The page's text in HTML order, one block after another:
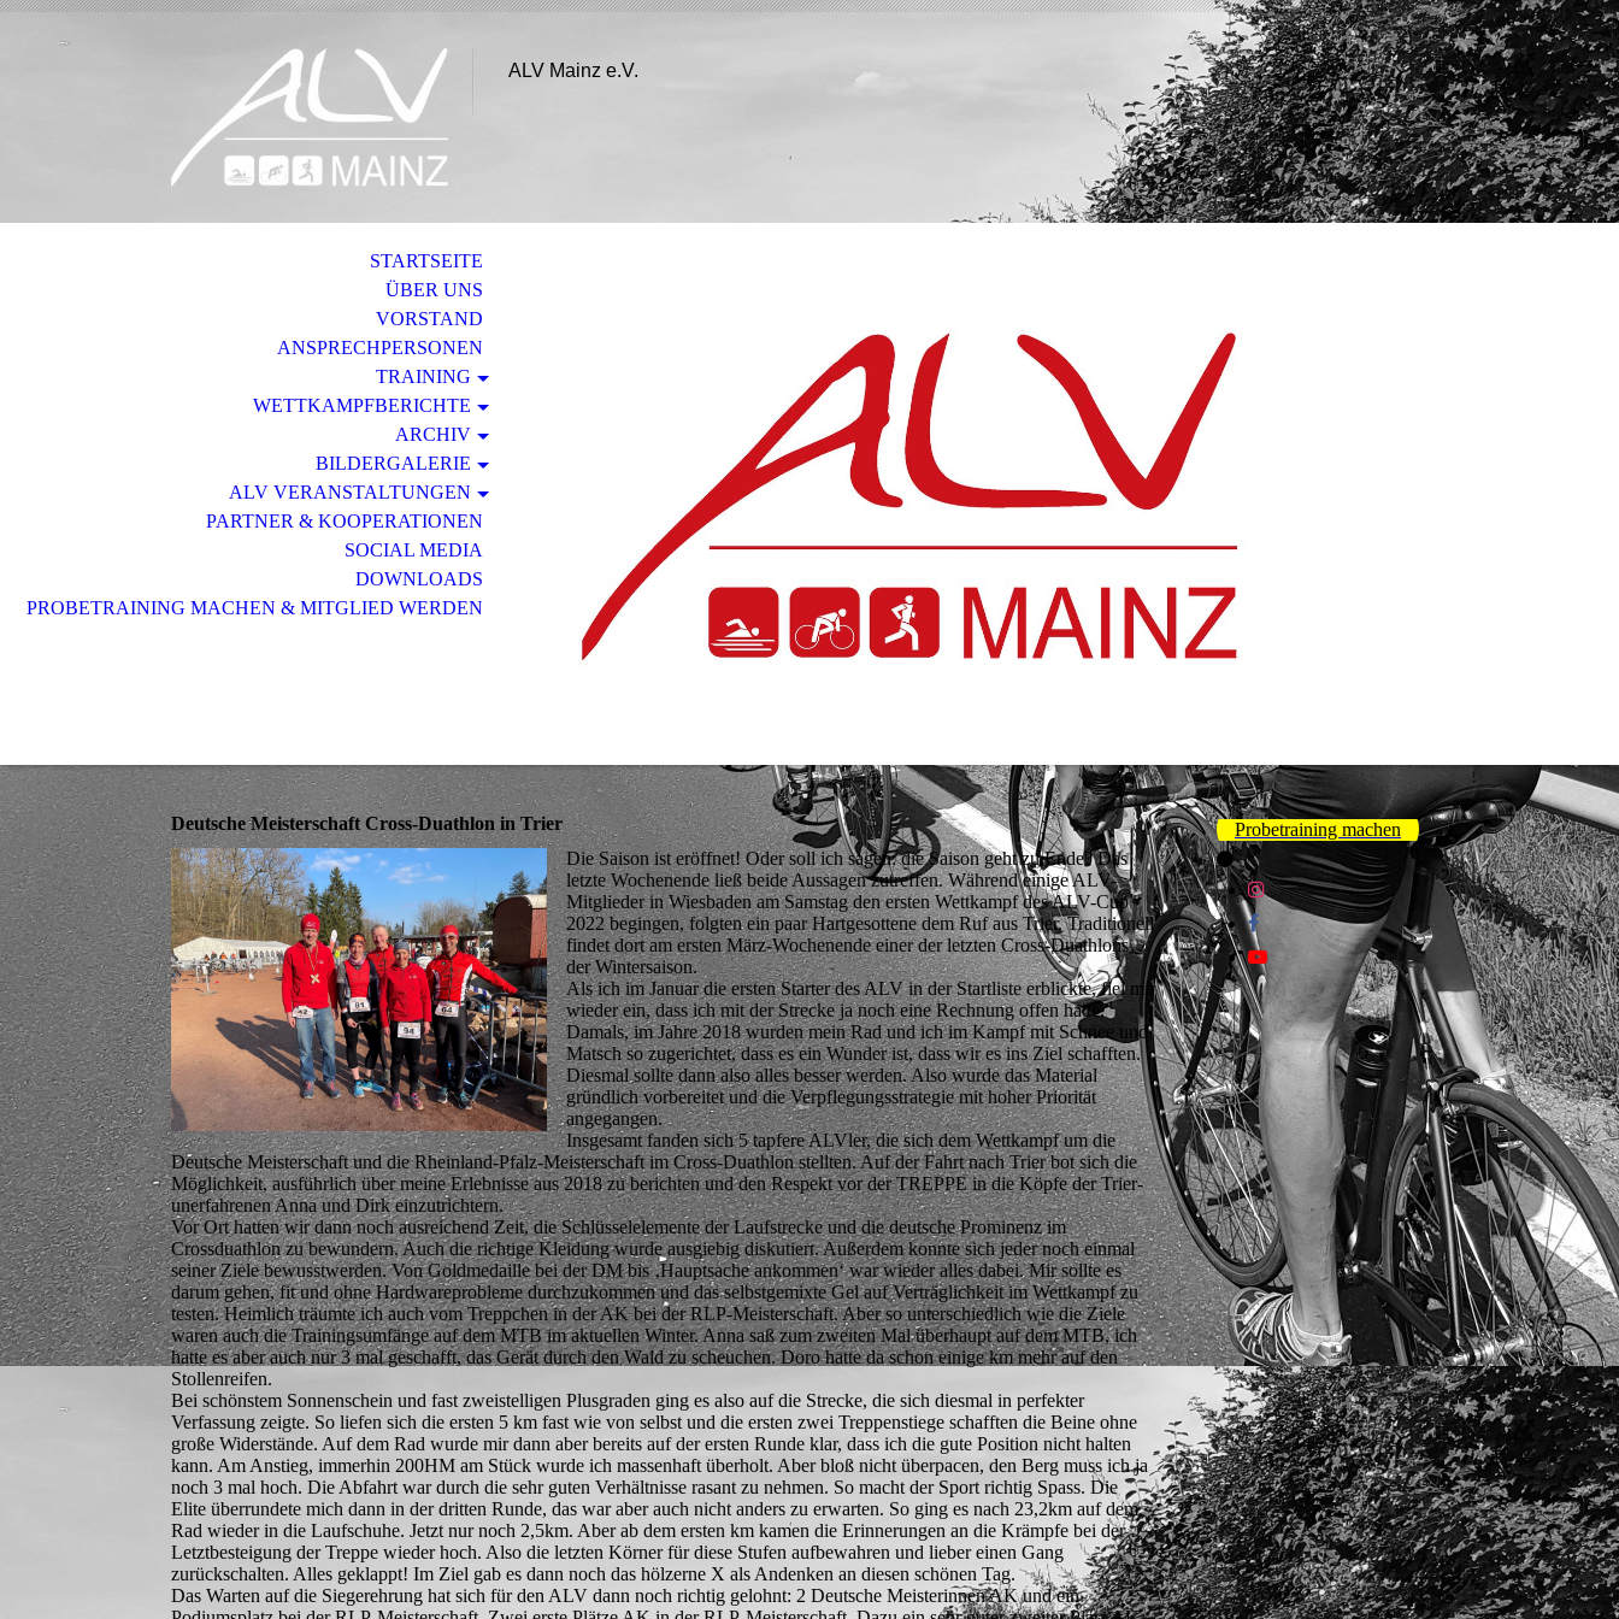
ALV Mainz e.V.
STARTSEITE
ÜBER UNS
VORSTAND
ANSPRECHPERSONEN
TRAINING
WETTKAMPFBERICHTE
ARCHIV
BILDERGALERIE
ALV VERANSTALTUNGEN
PARTNER & KOOPERATIONEN
SOCIAL MEDIA
DOWNLOADS
PROBETRAINING MACHEN & MITGLIED WERDEN
Deutsche Meisterschaft Cross-Duathlon in Trier
Die Saison ist eröffnet! Oder soll ich sagen: die Saison geht zu Ende? Das
letzte Wochenende ließ beide Aussagen zutreffen. Während einige ALV-
Mitglieder in Wiesbaden am Samstag den ersten Wettkampf des ALV-Cup
2022 begingen, folgten ein paar Hartgesottene dem Ruf aus Trier. Traditionell
findet dort am ersten März-Wochenende einer der letzten Cross-Duathlons
der Wintersaison.
Als ich im Januar die ersten Starter des ALV in der Startliste erblickte, fiel mir
wieder ein, dass ich mit der Strecke ja noch eine Rechnung offen hatte.
Damals, im Jahre 2018 wurden mein Rad und ich im Kampf mit Schnee und
Matsch so zugerichtet, dass es ein Wunder ist, dass wir es ins Ziel schafften.
Diesmal sollte dann also alles besser werden. Also wurde das Material
gründlich vorbereitet und die Verpflegungsstrategie mit hoher Priorität
angegangen.
Insgesamt fanden sich 5 tapfere ALVler, die sich dem Wettkampf um die
Deutsche Meisterschaft und die Rheinland-Pfalz-Meisterschaft im Cross-Duathlon stellten. Auf der Fahrt nach Trier bot sich die
Möglichkeit, ausführlich über meine Erlebnisse aus 2018 zu berichten und den Respekt vor der TREPPE in die Köpfe der Trier-
unerfahrenen Anna und Dirk einzutrichtern.
Vor Ort hatten wir dann noch ausreichend Zeit, die Schlüsselelemente der Laufstrecke und die deutsche Prominenz im
Crossduathlon zu bewundern. Auch die richtige Kleidung wurde ausgiebig diskutiert. Außerdem konnte sich jeder noch einmal
seiner Ziele bewusstwerden. Von Goldmedaille bei der DM bis ‚Hauptsache ankommen‘ war wieder alles dabei. Mir sollte es
darum gehen, fit und ohne Hardwareprobleme durchzukommen und das selbstgemixte Gel auf Verträglichkeit im Wettkampf zu
testen. Heimlich träumte ich auch vom Treppchen in der AK bei der RLP-Meisterschaft. Aber so unterschiedlich wie die Ziele
waren auch die Trainingsumfänge auf dem MTB im aktuellen Winter. Anna saß zum zweiten Mal überhaupt auf dem MTB, ich
hatte es aber auch nur 3 mal geschafft, das Gerät durch den Wald zu scheuchen. Doro hatte da schon einige km mehr auf den
Stollenreifen.
Bei schönstem Sonnenschein und fast zweistelligen Plusgraden ging es also auf die Strecke, die sich diesmal in perfekter
Verfassung zeigte. So liefen sich die ersten 5 km fast wie von selbst und die ersten zwei Treppenstiege schafften die Beine ohne
große Widerstände. Auf dem Rad wurde mir dann aber bereits auf der ersten Runde klar, dass ich die gute Position nicht halten
kann. Am Anstieg, immerhin 200HM am Stück wurde ich massenhaft überholt. Aber bloß nicht überpacen, den Berg muss ich ja
noch 3 mal hoch. Die Abfahrt war durch die sehr guten Verhältnisse rasant zu nehmen. So macht der Sport richtig Spass. Die
Elite überrundete mich dann in der dritten Runde, das war aber auch nicht anders zu erwarten. So ging es nach 23,2km auf dem
Rad wieder in die Laufschuhe. Jetzt nur noch 2,5km. Aber ab dem ersten km kamen die Erinnerungen an die Krämpfe bei der
Letztbesteigung der Treppe wieder hoch. Also die letzten Körner für diese Stufen aufbewahren und lieber einen Gang
zurückschalten. Alles geklappt! Im Ziel gab es dann noch das hölzerne X als Andenken an diesen schönen Tag.
Das Warten auf die Siegerehrung hat sich für den ALV dann noch richtig gelohnt: 2 Deutsche Meisterinnen AK und ein
Probetraining machen